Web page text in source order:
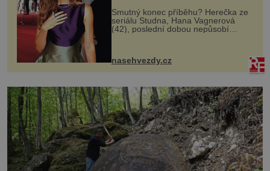
Smutný konec příběhu? Herečka ze
seriálu Studna, Hana Vagnerová
(42), poslední dobou nepůsobí
nasehvezdy.cz